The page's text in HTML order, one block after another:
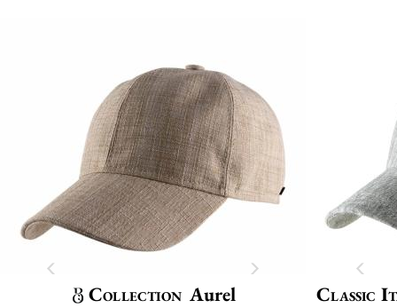
Collection Aurel Classic